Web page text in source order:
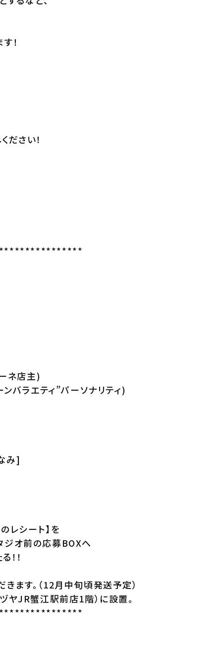
！
ださい！
ネ店主)
バラエティ”パーソナリティ)
み]
レシート】を
ジオ前の応募BOXへ
！
ます。（12月中旬頃発送予定）
ヤJR蟹江駅前店1階）に設置。